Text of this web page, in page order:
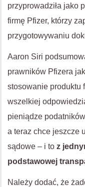
przyprowadziła jako
firmę Pfizer, którzy
przygotowywaniu
Aaron Siri
prawników Pfizera
stosowanie produktu
wszelkiej
pieniądze
a teraz chce jeszcze
sądowe – i to z
podstawowej
Należy dodać, że